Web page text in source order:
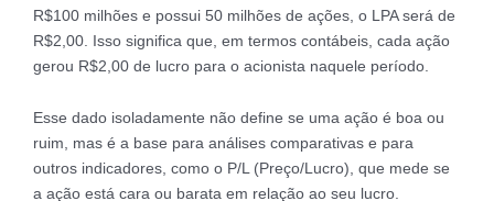
R$100 milhões e possui 50 milhões de ações, o LPA será de
R$2,00. Isso significa que, em termos contábeis, cada ação
gerou R$2,00 de lucro para o acionista naquele período.
Esse dado isoladamente não define se uma ação é boa ou
ruim, mas é a base para análises comparativas e para
outros indicadores, como o P/L (Preço/Lucro), que mede se
a ação está cara ou barata em relação ao seu lucro.